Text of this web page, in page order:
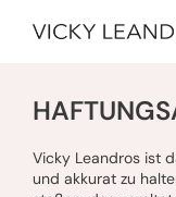
Vicky Leandros ist
und akkurat zu